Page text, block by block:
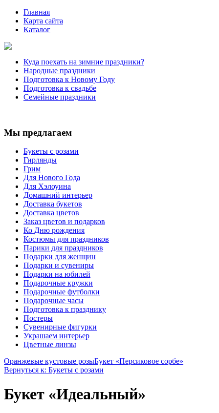
Главная
Карта сайта
Каталог
Куда поехать на зимние праздники?
Народные праздники
Подготовка к Новому Году
Подготовка к свадьбе
Семейные праздники
Мы предлагаем
Букеты с розами
Гирлянды
Грим
Для Нового Года
Для Хэлоуина
Домашний интерьер
Доставка букетов
Доставка цветов
Заказ цветов и подарков
Ко Дню рождения
Костюмы для праздников
Парики для праздников
Подарки для женщин
Подарки и сувениры
Подарки на юбилей
Подарочные кружки
Подарочные футболки
Подарочные часы
Подготовка к празднику
Постеры
Сувенирные фигурки
Украшаем интерьер
Цветные линзы
Оранжевые кустовые розыБукет «Персиковое сорбе»
Вернуться к: Букеты с розами
Букет «Идеальный»